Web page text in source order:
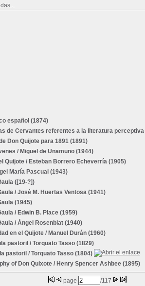
español (1874)
de Cervantes referentes a la literatura perceptiva
Don Quijote para 1891 (1891)
/ Miguel de Unamuno (1944)
Quijote / Esteban Borrero Echeverría (1905)
María Pascual (1943)
([19-?])
/ José M. Huertas Ventosa (1941)
(1945)
/ Edwin B. Place (1959)
/ Ángel Rosenblat (1940)
en el Quijote / Manuel Durán (1960)
pastoril / Torquato Tasso (1829)
pastoril / Torquato Tasso (1804)
of Don Quixote / Henry Spencer Ashbee (1895)
page /117